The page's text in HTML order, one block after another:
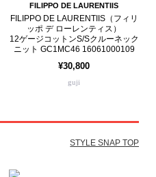
FILIPPO DE LAURENTIIS
FILIPPO DE LAURENTIIS（フィリ
ッポ デ ローレンティス）
12ゲージコットンS/Sクルーネック
ニット GC1MC46 16061000109
¥30,800
guji
STYLE SNAP TOP